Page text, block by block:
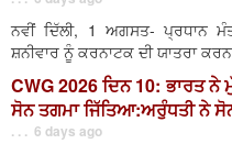
ਨਵੀਂ ਦਿੱਲੀ, 1 ਅਗਸਤ- ਪ੍ਰਧਾਨ
ਸ਼ਨੀਵਾਰ ਨੂੰ ਕਰਨਾਟਕ ਦੀ ਯਾਤਰਾ
CWG 2026 ਦਿਨ 10: ਭਾਰਤ ਨੇ
ਸੋਨ ਤਗਮਾ ਜਿੱਤਿਆ:ਅਰੁੰਧਤੀ ਨੇ
. . . 6 days ago